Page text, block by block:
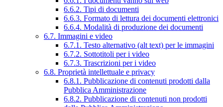
6.6.2. Tipi di documenti
6.6.3. Formato di lettura dei documenti elettronici
6.6.4. Modalità di produzione dei documenti
6.7. Immagini e video
6.7.1. Testo alternativo (alt text) per le immagini
6.7.2. Sottotitoli per i video
6.7.3. Trascrizioni per i video
6.8. Proprietà intellettuale e privacy
6.8.1. Pubblicazione di contenuti prodotti dalla
Pubblica Amministrazione
6.8.2. Pubblicazione di contenuti non prodotti